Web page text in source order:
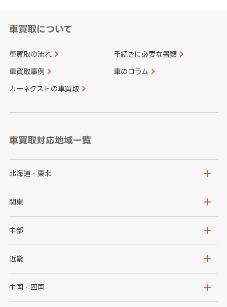
車買取について
車買取の流れ 手続きに必要な書類
車買取事例 車のコラム
カーネクストの車買取
車買取対応地域一覧
北海道・東北
北海道
岩手県
秋田県
関東
茨城県
群馬県
千葉県
中部
新潟県
石川県
近畿
大阪府
中国・四国